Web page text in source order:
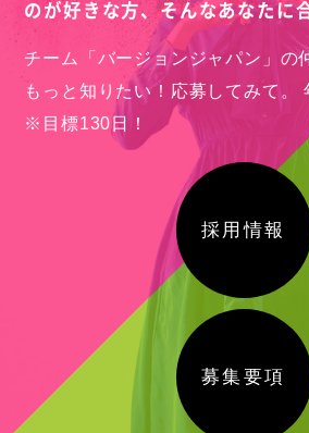
のが好きな方、そんなあなたに
チーム「バージョンジャパン」の
もっと知りたい！応募してみて。
※目標130日！
採用情報
募集要項